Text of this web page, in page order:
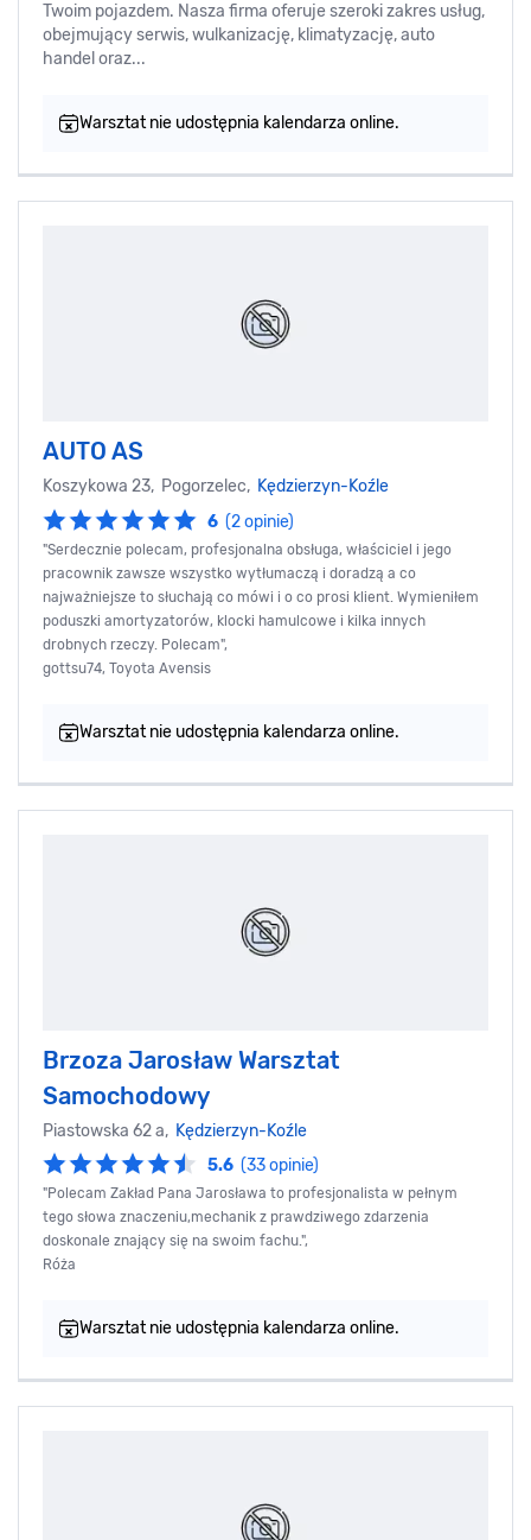
Twoim pojazdem. Nasza firma oferuje szeroki zakres usług,
obejmujący serwis, wulkanizację, klimatyzację, auto
handel oraz...
Warsztat nie udostępnia kalendarza online.
AUTO AS
Koszykowa 23, Pogorzelec, Kędzierzyn-Koźle
6 (2 opinie)
"Serdecznie polecam, profesjonalna obsługa, właściciel i jego
pracownik zawsze wszystko wytłumaczą i doradzą a co
najważniejsze to słuchają co mówi i o co prosi klient. Wymieniłem
poduszki amortyzatorów, klocki hamulcowe i kilka innych
drobnych rzeczy. Polecam",
gottsu74, Toyota Avensis
Warsztat nie udostępnia kalendarza online.
Brzoza Jarosław Warsztat
Samochodowy
Piastowska 62 a, Kędzierzyn-Koźle
5.6 (33 opinie)
"Polecam Zakład Pana Jarosława to profesjonalista w pełnym
tego słowa znaczeniu,mechanik z prawdziwego zdarzenia
doskonale znający się na swoim fachu.",
Róża
Warsztat nie udostępnia kalendarza online.